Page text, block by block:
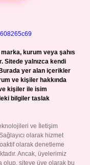
kurum veya şahıs
Sitede yalnızca kendi
Burada yer alan içerikler
ve kişiler hakkında
kişiler ile isim
bilgiler taslak
ve İletişim
olarak hizmet
olarak denetleme
Ancak, üyelerimiz
olup, siteye üye olarak bu